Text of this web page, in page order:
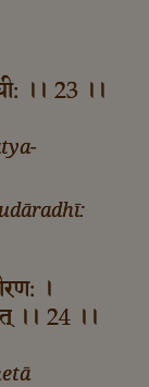
।। 23 ।।
।
।। 24 ।।